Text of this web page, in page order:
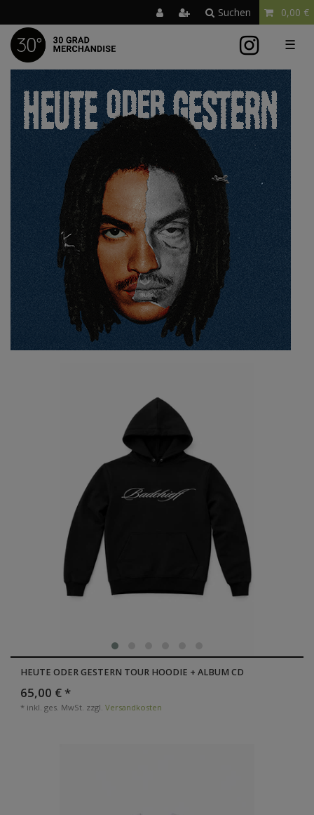
Suchen 0,00 €
☰
HEUTE ODER GESTERN TOUR HOODIE + ALBUM CD
65,00 € *
* inkl. ges. MwSt. zzgl. Versandkosten